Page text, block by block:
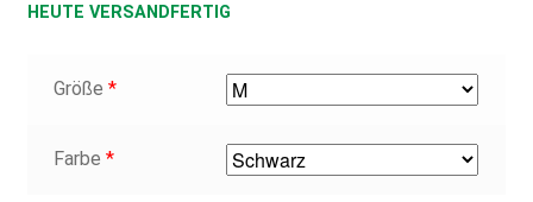
HEUTE VERSANDFERTIG
Größe *
Farbe *